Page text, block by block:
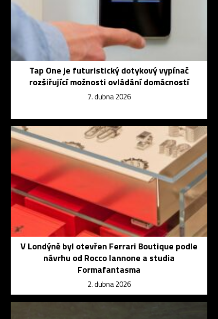
Tap One je futuristický dotykový vypínač
rozšiřující možnosti ovládání domácností
7. dubna 2026
V Londýně byl otevřen Ferrari Boutique podle
návrhu od Rocco Iannone a studia
Formafantasma
2. dubna 2026